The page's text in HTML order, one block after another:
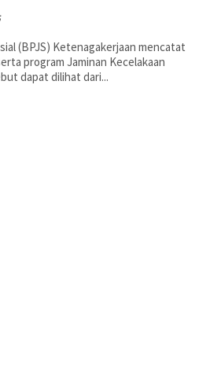
(BPJS) Ketenagakerjaan mencatat
program Jaminan Kecelakaan
dapat dilihat dari...